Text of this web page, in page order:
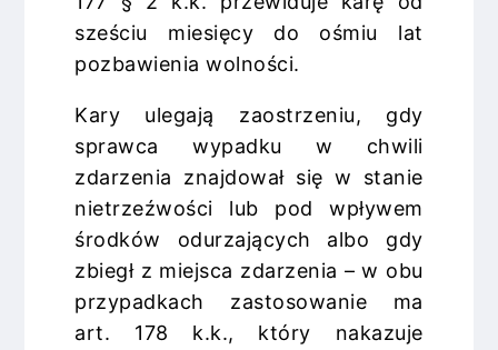
sześciu miesięcy do ośmiu lat
pozbawienia wolności.
Kary ulegają zaostrzeniu, gdy
sprawca wypadku w chwili
zdarzenia znajdował się w stanie
nietrzeźwości lub pod wpływem
środków odurzających albo gdy
zbiegł z miejsca zdarzenia – w obu
przypadkach zastosowanie ma
art. 178 k.k., który nakazuje